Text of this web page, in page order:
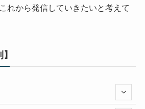
れから発信していきたいと考えて